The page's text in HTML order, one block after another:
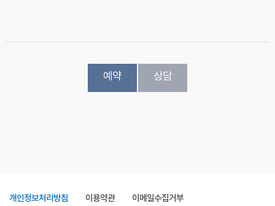
예약 상담
개인정보처리방침 이용약관
이메일수집거부